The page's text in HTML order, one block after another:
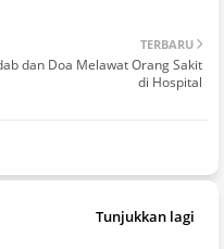
TERBARU
dan Doa Melawat Orang Sakit
di Hospital
Tunjukkan lagi